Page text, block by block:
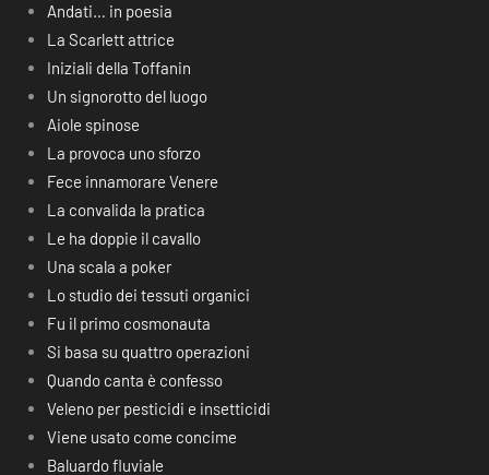
Andati… in poesia
La Scarlett attrice
Iniziali della Toffanin
Un signorotto del luogo
Aiole spinose
La provoca uno sforzo
Fece innamorare Venere
La convalida la pratica
Le ha doppie il cavallo
Una scala a poker
Lo studio dei tessuti organici
Fu il primo cosmonauta
Si basa su quattro operazioni
Quando canta è confesso
Veleno per pesticidi e insetticidi
Viene usato come concime
Baluardo fluviale